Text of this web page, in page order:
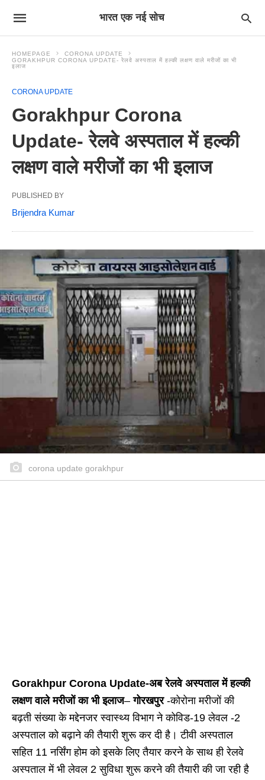
भारत एक नई सोच
HOMEPAGE
CORONA UPDATE
GORAKHPUR CORONA UPDATE- रेलवे अस्पताल में हल्की लक्षण वाले मरीजों का भी
इलाज
CORONA UPDATE
Gorakhpur Corona
Update- रेलवे अस्पताल में हल्की
लक्षण वाले मरीजों का भी इलाज
PUBLISHED BY
Brijendra Kumar
corona update gorakhpur
Gorakhpur Corona Update-अब रेलवे अस्पताल में हल्की
लक्षण वाले मरीजों का भी इलाज–गोरखपुर-कोरोना मरीजों की
बढ़ती संख्या के मद्देनजर स्वास्थ्य विभाग ने कोविड-19 लेवल -2
अस्पताल को बढ़ाने की तैयारी शुरू कर दी है। टीवी अस्पताल
सहित 11 नर्सिंग होम को इसके लिए तैयार करने के साथ ही रेलवे
अस्पताल में भी लेवल 2 सुविधा शुरू करने की तैयारी की जा रही है